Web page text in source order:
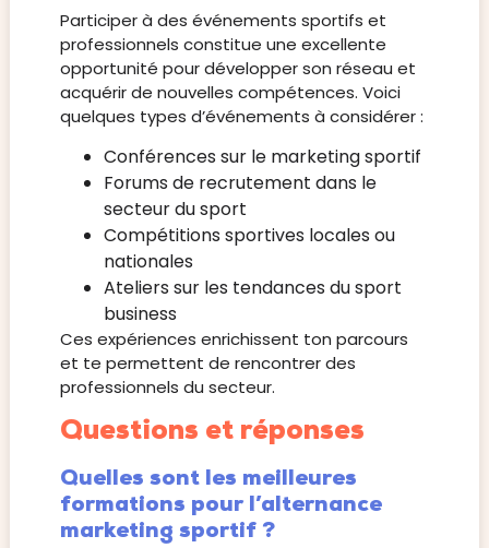
Participer à des événements sportifs et
professionnels constitue une excellente
opportunité pour développer son réseau et
acquérir de nouvelles compétences. Voici
quelques types d’événements à considérer :
Conférences sur le marketing sportif
Forums de recrutement dans le
secteur du sport
Compétitions sportives locales ou
nationales
Ateliers sur les tendances du sport
business
Ces expériences enrichissent ton parcours
et te permettent de rencontrer des
professionnels du secteur.
Questions et réponses
Quelles sont les meilleures
formations pour l’alternance
marketing sportif ?